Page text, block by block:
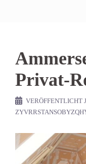
Privat-
VERÖFFENTLICHT